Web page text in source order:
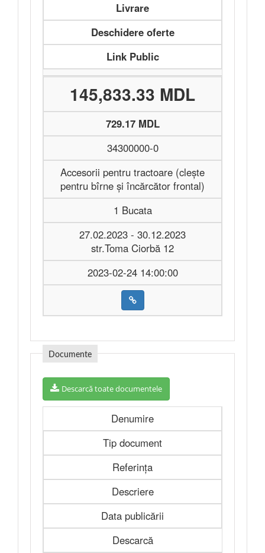
Livrare
Deschidere oferte
Link Public
145,833.33 MDL
729.17 MDL
34300000-0
Accesorii pentru tractoare (clește
pentru bîrne și încărcător frontal)
1 Bucata
27.02.2023 - 30.12.2023
str.Toma Ciorbă 12
2023-02-24 14:00:00
Documente
Descarcă toate documentele
Denumire
Tip document
Referința
Descriere
Data publicării
Descarcă